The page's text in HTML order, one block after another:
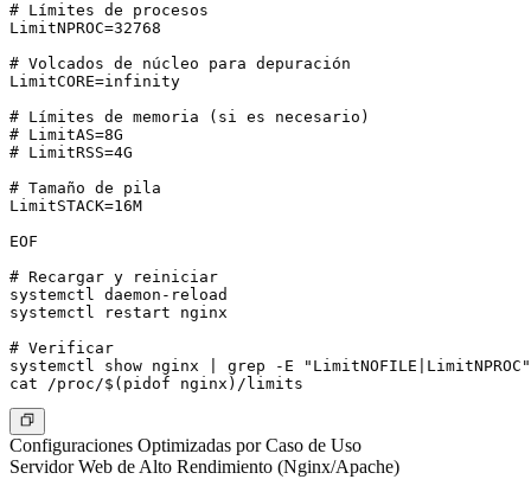
# Límites de procesos
LimitNPROC=32768
# Volcados de núcleo para depuración
LimitCORE=infinity
# Límites de memoria (si es necesario)
# LimitAS=8G
# LimitRSS=4G
# Tamaño de pila
LimitSTACK=16M
EOF
# Recargar y reiniciar
systemctl daemon-reload
systemctl restart nginx
# Verificar
systemctl show nginx | grep -E "LimitNOFILE|LimitNPROC"
Configuraciones Optimizadas por Caso de Uso
Servidor Web de Alto Rendimiento (Nginx/Apache)